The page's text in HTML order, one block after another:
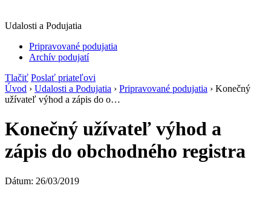
Udalosti a Podujatia
Pripravované podujatia
Archív podujatí
Tlačiť Poslať priateľovi
Úvod › Udalosti a Podujatia › Pripravované podujatia › Konečný
užívateľ výhod a zápis do o…
Konečný užívateľ výhod a
zápis do obchodného registra
Dátum: 26/03/2019